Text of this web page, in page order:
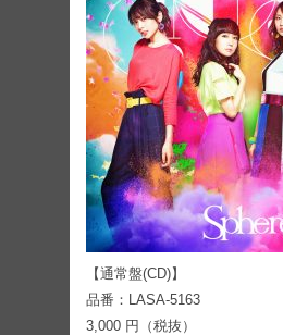
【通常盤(CD)】
品番：LASA-5163
3,000 円（税抜）